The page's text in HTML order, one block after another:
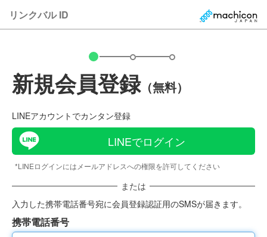
リンクバル ID
新規会員登録（無料）
LINEアカウントでカンタン登録
LINEでログイン
*LINEログインにはメールアドレスへの権限を許可してください
または
入力した携帯電話番号宛に会員登録認証用のSMSが届きます。
携帯電話番号